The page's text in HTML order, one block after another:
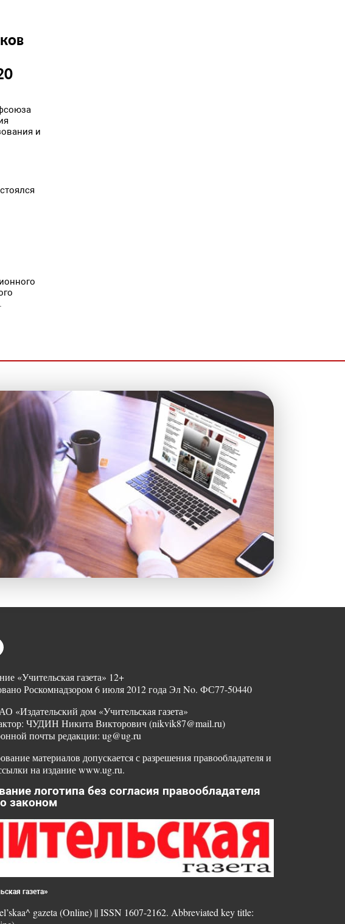
и
«Учительская газета» 12+
Роскомнадзором 6 июля 2012 года Эл No. ФС77-50440
«Издательский дом «Учительская газета»
ЧУДИН Никита Викторович (nikvik87@mail.ru)
почты редакции: ug@ug.ru
материалов допускается с разрешения правообладателя и
на издание www.ug.ru.
логотипа без согласия правообладателя
законом
газета»
gazeta (Online) || ISSN 1607-2162. Abbreviated key title: